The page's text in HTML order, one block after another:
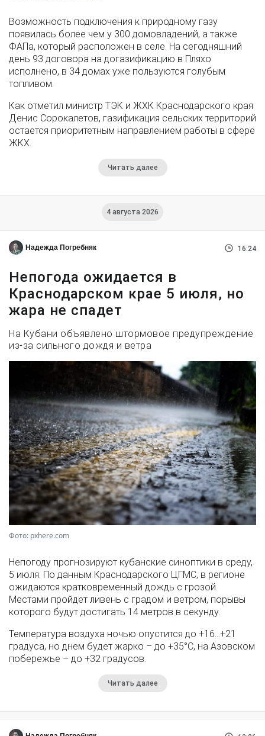
Возможность подключения к природному газу
появилась более чем у 300 домовладений, а также
ФАПа, который расположен в селе. На сегодняшний
день 93 договора на догазификацию в Пляхо
исполнено, в 34 домах уже пользуются голубым
топливом.
Как отметил министр ТЭК и ЖХК Краснодарского края
Денис Сорокалетов, газификация сельских территорий
остается приоритетным направлением работы в сфере
ЖКХ.
Читать далее
4 августа 2026
Надежда Погребняк 16:24
Непогода ожидается в
Краснодарском крае 5 июля, но
жара не спадет
На Кубани объявлено штормовое предупреждение
из-за сильного дождя и ветра
Фото: pxhere.com
Непогоду прогнозируют кубанские синоптики в среду,
5 июля. По данным Краснодарского ЦГМС, в регионе
ожидаются кратковременный дождь с грозой.
Местами пройдет ливень с градом и ветром, порывы
которого будут достигать 14 метров в секунду.
Температура воздуха ночью опустится до +16…+21
градуса, но днем будет жарко – до +35°С, на Азовском
побережье – до +32 градусов.
Читать далее